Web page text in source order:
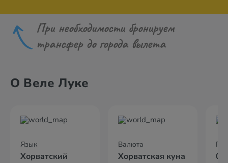
При необходимости бронируем
трансфер до города вылета
О Веле Луке
Язык
Хорватский
Валюта
Хорватская куна